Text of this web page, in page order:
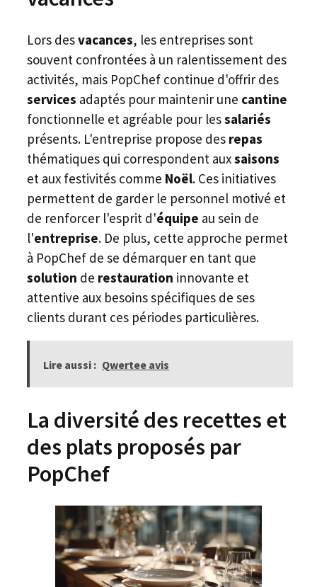
Lors desvacances, les entreprises sont
souvent confrontées à un ralentissement des
activités, mais PopChef continue d'offrir des
services adaptés pour maintenir une cantine
fonctionnelle et agréable pour lessalariés
présents. L'entreprise propose des repas
thématiques qui correspondent auxsaisons
et aux festivités comme Noël. Ces initiatives
permettent de garder le personnel motivé et
de renforcer l'esprit d'équipe au sein de
l'entreprise. De plus, cette approche permet
à PopChef de se démarquer en tant que
solution de restauration innovante et
attentive aux besoins spécifiques de ses
clients durant ces périodes particulières.
Lire aussi : Qwertee avis
La diversité des recettes et
des plats proposés par
PopChef